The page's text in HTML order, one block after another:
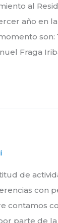
al
año en
son:
Fraga
de
con
contamos
parte de